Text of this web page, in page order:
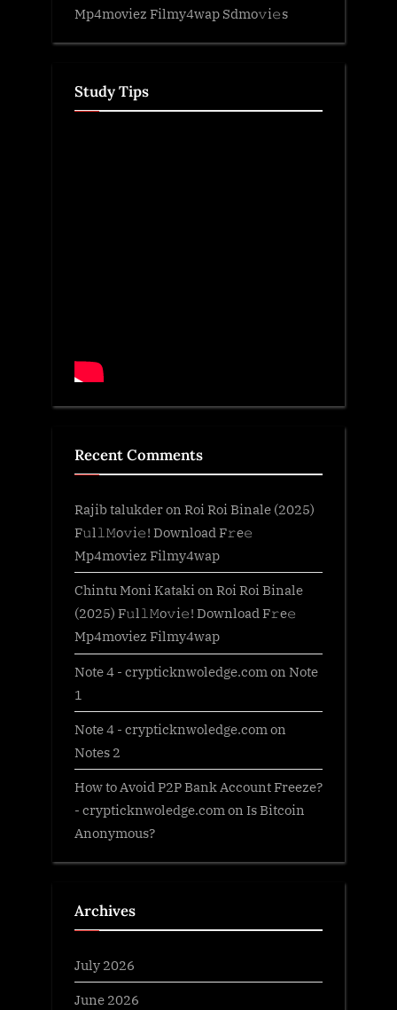
Mp4moviez Filmy4wap Sdmo𝚟i𝚎s
Study Tips
Recent Comments
Rajib talukderon Roi Roi Binale (2025)
F𝚞l𝚕𝙼o𝚟i𝚎! Download F𝚛e𝚎
Mp4moviez Filmy4wap
Chintu Moni Katakion Roi Roi Binale
(2025) F𝚞l𝚕𝙼o𝚟i𝚎! Download F𝚛e𝚎
Mp4moviez Filmy4wap
Note 4 - crypticknwoledge.com on Note
1
Note 4 - crypticknwoledge.com on
Notes 2
How to Avoid P2P Bank Account Freeze?
- crypticknwoledge.com on Is Bitcoin
Anonymous?
Archives
July 2026
June 2026